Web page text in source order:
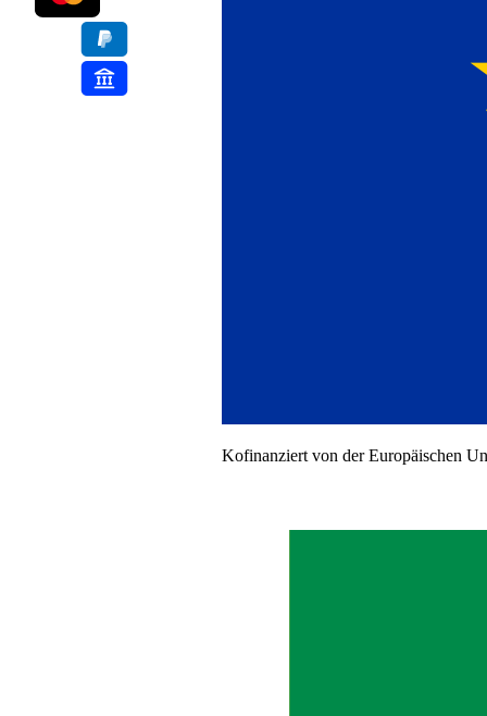
Kofinanziert von der Europäischen